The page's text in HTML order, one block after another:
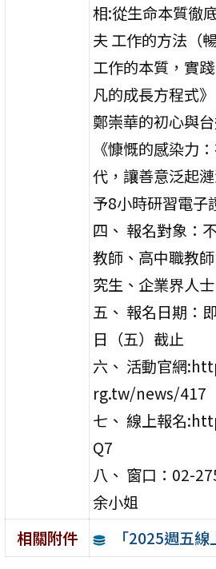
相:從生命本質徹
夫 工作的方法（
工作的本質，實
凡的成長方程式
鄭崇華的初心與
《慷慨的感染力
代，讓善意泛起
予8小時研習電子
四、 報名對象：
教師、高中職教
究生、企業界人士
五、 報名日期：
日（五）截止
六、 活動官網
rg.tw/news/417
七、 線上報名
Q7
八、 窗口：02-
余小姐
相關附件
「2025週五